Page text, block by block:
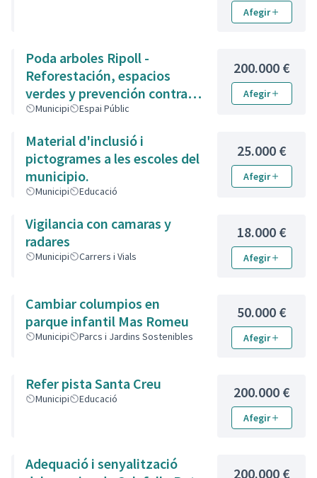
Afegir
Poda arboles Ripoll -
Reforestación, espacios
verdes y prevención contra
incendios
Municipi Espai Públic
200.000 €
Afegir
Material d'inclusió i
pictogrames a les escoles del
municipio.
Municipi Educació
25.000 €
Afegir
Vigilancia con camaras y
radares
Municipi Carrers i Vials
18.000 €
Afegir
Cambiar columpios en
parque infantil Mas Romeu
Municipi Parcs i Jardins Sostenibles
50.000 €
Afegir
Refer pista Santa Creu
Municipi Educació 200.000 €
Afegir
Adequació i senyalització
200.000 €